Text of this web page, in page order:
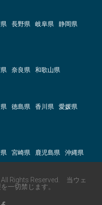
長野県 岐阜県
静岡県
奈良県 和歌山県
徳島県 香川県
愛媛県
宮崎県 鹿児島県 沖縄県
Rights Reserved. 当ウェ
一切禁じます。